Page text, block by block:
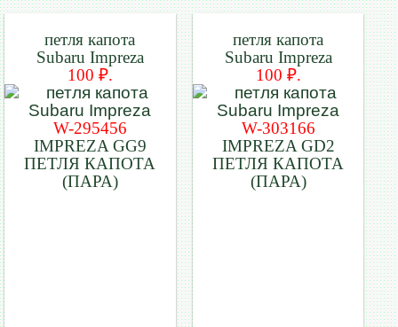
петля капота
Subaru Impreza
100 ₽.
W-295456
IMPREZA GG9
ПЕТЛЯ КАПОТА
(ПАРА)
петля капота
Subaru Impreza
100 ₽.
W-303166
IMPREZA GD2
ПЕТЛЯ КАПОТА
(ПАРА)